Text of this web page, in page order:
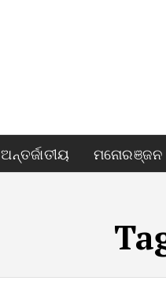
ଅନ୍ତର୍ଜାତୀୟ ମନୋରଞ୍ଜନ